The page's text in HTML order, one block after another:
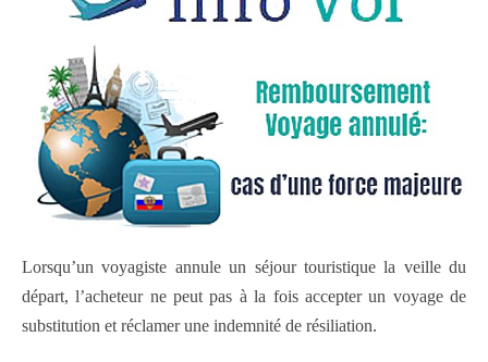
Lorsqu’un voyagiste annule un séjour touristique la veille du
départ, l’acheteur ne peut pas à la fois accepter un voyage de
substitution et réclamer une indemnité de résiliation.